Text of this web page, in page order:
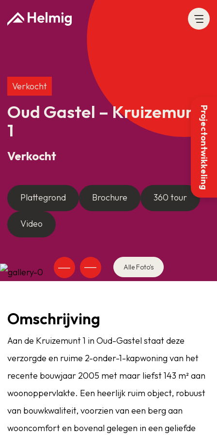
Verkocht
Oud Gastel – Kruizemunt
1
Verkocht
Plattegrond Brochure 360 tour
Video
Alle Foto's
Omschrijving
Aan de Kruizemunt 1 in Oud-Gastel staat deze
verzorgde en ruime 2-onder-1-kapwoning van het
recente bouwjaar 2005 met maar liefst 143 m² aan
woonoppervlakte. Een heerlijk ruim object, robuust
van bouwkwaliteit, voorzien van een berg aan
wooncomfort en bovenal gelegen in een geliefde
Projectontwikkeling